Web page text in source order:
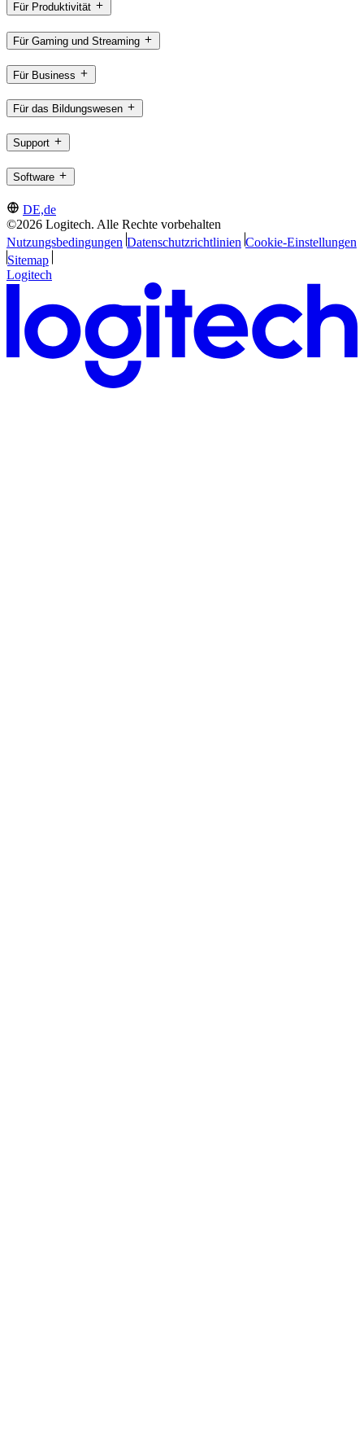
Für Produktivität
Für Gaming und Streaming
Für Business
Für das Bildungswesen
Support
Software
DE,de
©2026 Logitech. Alle Rechte vorbehalten
Nutzungsbedingungen Datenschutzrichtlinien Cookie-Einstellungen
Sitemap
Logitech